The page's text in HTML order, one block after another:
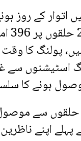
اتوار کے روز
پولنگ کا
اسٹیشنوں سے
ہونے کا
آج نیوز تمام 24 حلقوں
اپنے